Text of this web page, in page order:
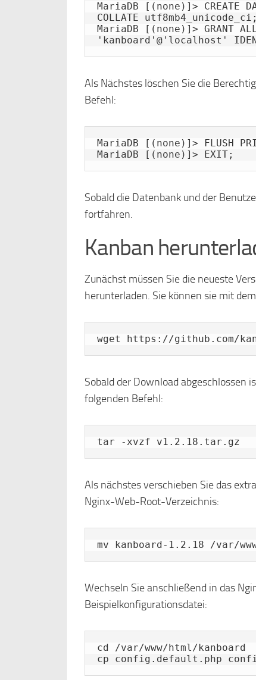
MariaDB [(none)]> CREATE
COLLATE utf8mb4_unicode_ci;
MariaDB [(none)]> GRANT
'kanboard'@'localhost'
Als Nächstes löschen Sie die
Befehl:
MariaDB [(none)]> FLUSH
MariaDB [(none)]> EXIT;
Sobald die Datenbank und der
fortfahren.
Kanban
Zunächst müssen Sie die neueste
herunterladen. Sie können sie mit
wget https://github.com/
Sobald der Download abgeschlossen
folgenden Befehl:
tar -xvzf v1.2.18.tar.gz
Als nächstes verschieben Sie das
Nginx-Web-Root-Verzeichnis:
mv kanboard-1.2.18 /var/
Wechseln Sie anschließend in das
Beispielkonfigurationsdatei:
cd /var/www/html/kanboard
cp config.default.php